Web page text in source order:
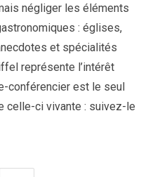
négliger les éléments
: églises,
et spécialités
représente l’intérêt
conférencier est le seul
celle-ci vivante : suivez-le